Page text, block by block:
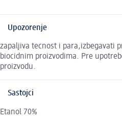
Upozorenje
zapaljiva tecnost i para,izbegavati
biocidnim proizvodima. Pre
proizvodu.
Sastojci
Etanol 70%